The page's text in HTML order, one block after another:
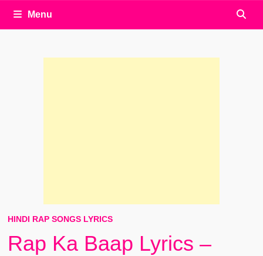
Menu
HINDI RAP SONGS LYRICS
Rap Ka Baap Lyrics –